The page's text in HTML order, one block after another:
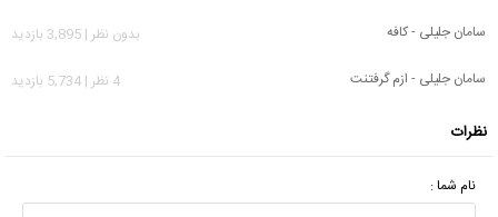
سامان جلیلی - کافه
بدون نظر | 3,895 بازدید
سامان جلیلی - ازم گرفتنت
4 نظر | 5,734 بازدید
نظرات
نام شما :